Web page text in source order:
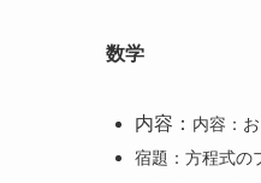
数学
内容： 内容：
宿題：方程式の